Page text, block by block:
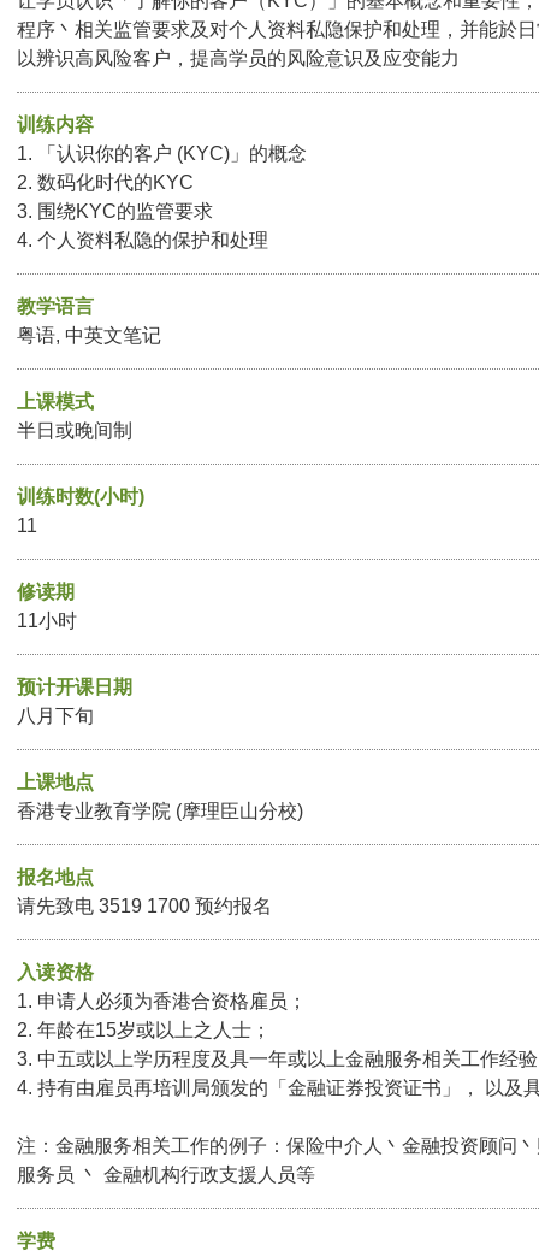
程序丶相关监管要求及对个人资料私隐保护和处理，并能於
以辨识高风险客户，提高学员的风险意识及应变能力
训练内容
1. 「认识你的客户 (KYC)」的概念
2. 数码化时代的KYC
3. 围绕KYC的监管要求
4. 个人资料私隐的保护和处理
教学语言
粤语, 中英文笔记
上课模式
半日或晚间制
训练时数(小时)
11
修读期
11小时
预计开课日期
八月下旬
上课地点
香港专业教育学院 (摩理臣山分校)
报名地点
请先致电 3519 1700 预约报名
入读资格
1. 申请人必须为香港合资格雇员；
2. 年龄在15岁或以上之人士；
3. 中五或以上学历程度及具一年或以上金融服务相关工作经
4. 持有由雇员再培训局颁发的「金融证券投资证书」， 以及
注：金融服务相关工作的例子：保险中介人丶金融投资顾问
服务员 丶 金融机构行政支援人员等
学费